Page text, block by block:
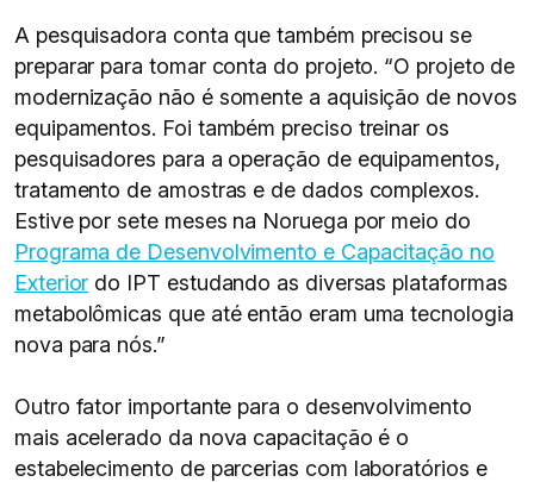
A pesquisadora conta que também precisou se
preparar para tomar conta do projeto. “O projeto de
modernização não é somente a aquisição de novos
equipamentos. Foi também preciso treinar os
pesquisadores para a operação de equipamentos,
tratamento de amostras e de dados complexos.
Estive por sete meses na Noruega por meio do
Programa de Desenvolvimento e Capacitação no
Exterior do IPT estudando as diversas plataformas
metabolômicas que até então eram uma tecnologia
nova para nós.”
Outro fator importante para o desenvolvimento
mais acelerado da nova capacitação é o
estabelecimento de parcerias com laboratórios e